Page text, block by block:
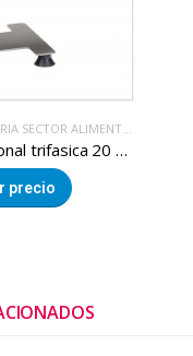
SECTOR ALIMENTACION
Amasadora profesional trifasica 20 Kg
precio